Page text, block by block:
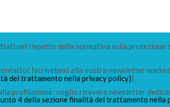
nel rispetto della normativa sulla protezione
Iscrivetemi alla vostra newsletter
del trattamento nella privacy policy)]
profilazione: voglio ricevere newsletter
4 della sezione finalità del trattamento nella